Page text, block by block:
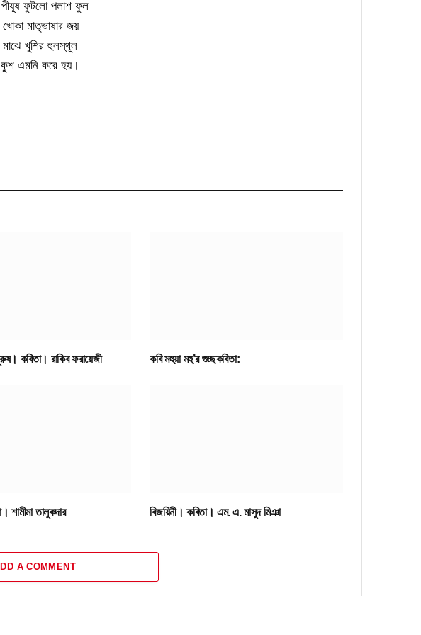
ফুটলো পলাশ ফুল
মাতৃভাষার জয়
খুশির হুলস্থূল
এমনি করে হয়।
কবিতা। রাকিব ফরায়েজী কবি মহুয়া মহু’র গুচ্ছকবিতা:
শামীমা তালুকদার বিজয়িনী। কবিতা। এম. এ. মাসুদ মিঞা
A COMMENT